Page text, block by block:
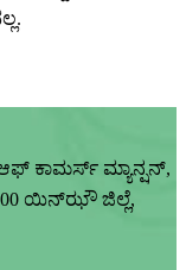
ಕಾಮರ್ಸ್ ಮ್ಯಾನ್ಷನ್,
ಯಿನ್‌ಝೌ ಜಿಲ್ಲೆ,